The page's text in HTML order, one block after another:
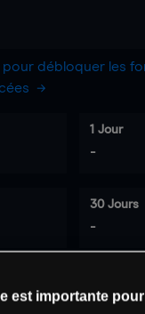
débloquer les
1 Jour
-
30 Jours
-
ont une
est importante